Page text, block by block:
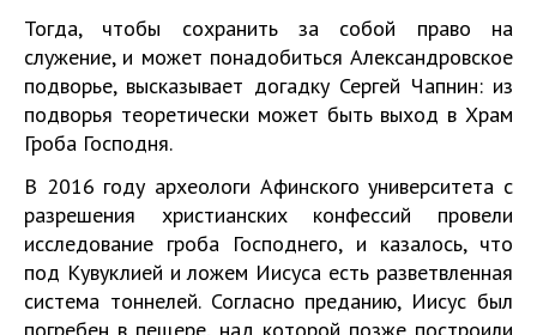
Тогда, чтобы сохранить за собой право на
служение, и может понадобиться Александровское
подворье, высказывает догадку Сергей Чапнин: из
подворья теоретически может быть выход в Храм
Гроба Господня.
В 2016 году археологи Афинского университета с
разрешения христианских конфессий провели
исследование гроба Господнего, и казалось, что
под Кувуклией и ложем Иисуса есть разветвленная
система тоннелей. Согласно преданию, Иисус был
погребен в пещере, над которой позже построили